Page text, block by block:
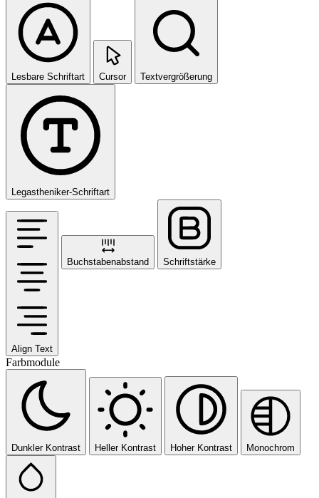
Lesbare Schriftart Cursor Textvergrößerung
Legastheniker-Schriftart
Align Text
Buchstabenabstand Schriftstärke
Farbmodule
Dunkler Kontrast Heller Kontrast Hoher Kontrast Monochrom